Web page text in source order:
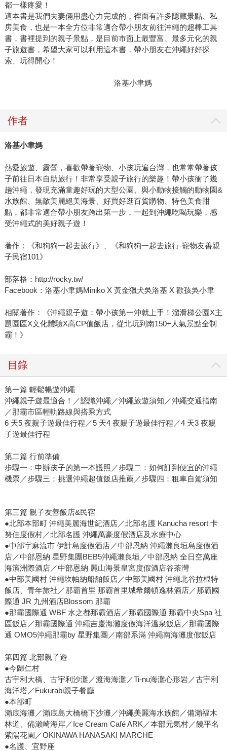
都一樣疼愛！
這本書是我們夫妻倆用盡心力完成的，裡面有許多隱藏景點、私
房美食，也是一本全方位非常適合帶小朋友前往沖繩的超棒工具
書，書裡提到的親子景點，是目前市面上最豐富、最多元化的親
子旅遊書，希望大家可以利用這本書，帶小朋友在沖繩好好探
索、玩得開心！
洛基小聿媽
作者
洛基小聿媽
熱愛旅遊、露營，喜歡帶著寵物、小孩玩遍台灣，也常常帶著孩
子前往日本自助旅行！非常享受親子旅行的樂趣！帶小孩衝了幾
趟沖繩，發現充滿童趣好玩的大型公園、與小動物接觸的動物園&
水族館、無敵美麗絕美海景、好買好逛百貨購物、特色美食甜
點，都非常適合帶小朋友跨出第一步，一起到沖繩吃喝玩樂，感
受沖繩式的美好親子遊！
著作：《和狗狗一起去旅行》、《和狗狗一起去旅行-寵物友善親
子民宿101》
部落格：http://rocky.tw/
Facebook：洛基小聿媽Miniko X 黃金獵犬吳洛基 X 歡孩吳小聿
相關著作：《沖繩親子遊：帶小孩第一沖就上手！溜滑梯公園X主
題園區X文化體驗X高CP值飯店，從北玩到南150+人氣景點全制
霸！》
目錄
第一篇 輕鬆暢遊沖繩
沖繩親子遊最適合！／認識沖繩／沖繩旅遊須知／沖繩交通指南
／那霸市區輕軌路線與搭乘方式
6 天5 夜親子遊最佳行程／5 天4 夜親子遊最佳行程／4 天3 夜親
子遊最佳行程
第二篇 行前準備
步驟一：申辦孩子的第一本護照／步驟二：如何訂到便宜的沖繩
機票／步驟三：挑選沖繩超值飯店推薦／步驟四：租車自駕須知
第三篇 親子友善飯店&民宿
●北部本部町 沖繩美麗海世紀酒店／北部名護 Kanucha resort 卡
努佳度假村／北部名護 沖繩萬豪度假酒店及水療中心
●中部宇麻流市 伊計島度假酒店／中部恩納 沖繩瀨良垣島度假酒
店／中部恩納 星野集團BEB5沖繩瀨良垣／中部恩納 全日空萬座
海濱洲際酒店／中部恩納 麗山海景皇宮度假酒店谷茶灣
●中部美國村 沖繩坎帕納船舶飯店／中部美國村 沖繩北谷拉根特
飯店、青年旅社／那霸首里 那霸首里城希爾頓逸林酒店／那霸國
際通 JR 九州酒店Blossom 那霸
●那霸國際通 WBF 水之都那霸酒店／那霸國際通 那霸中央Spa 社
區飯店／那霸國際通 沖繩吉慶海灘度假海洋溫泉飯店／那霸國際
通 OMO5沖繩那霸by 星野集團／南部系滿 沖繩南海灘度假飯店
第四篇 北部親子遊
●今歸仁村
古宇利大橋、古宇利沙灘／渡海海灘／Ti-nu海灘心形岩／古宇利
海洋塔／Fukurabi親子餐廳
●本部町
瀨底海灘／瀨底島大橋橋下沙灘／沖繩美麗海水族館／備瀨福木
林道、備瀨崎海岸／Ice Cream Café ARK／本部元氣村／饒平名
紫陽花園／OKINAWA HANASAKI MARCHE
●名護、宜野座